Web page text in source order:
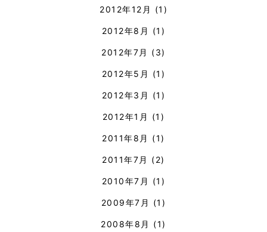
2012年12月 (1)
2012年8月 (1)
2012年7月 (3)
2012年5月 (1)
2012年3月 (1)
2012年1月 (1)
2011年8月 (1)
2011年7月 (2)
2010年7月 (1)
2009年7月 (1)
2008年8月 (1)